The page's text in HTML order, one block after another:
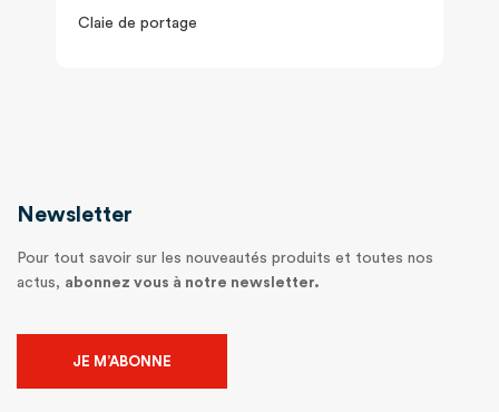
Claie de portage
Newsletter
Pour tout savoir sur les nouveautés produits et toutes nos
actus, abonnez vous à notre newsletter.
JE M’ABONNE